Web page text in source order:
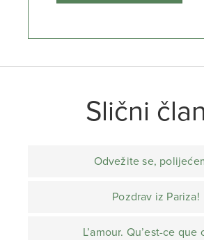
Slični
Odvežite se,
Pozdrav iz Pariza!
L’amour. Qu’est-ce que